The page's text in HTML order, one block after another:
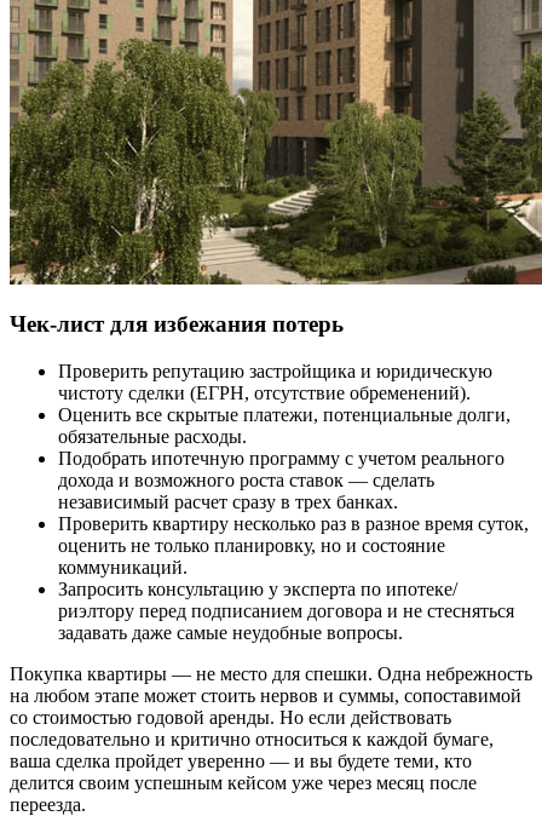
Чек-лист для избежания потерь
Проверить репутацию застройщика и юридическую
чистоту сделки (ЕГРН, отсутствие обременений).
Оценить все скрытые платежи, потенциальные долги,
обязательные расходы.
Подобрать ипотечную программу с учетом реального
дохода и возможного роста ставок — сделать
независимый расчет сразу в трех банках.
Проверить квартиру несколько раз в разное время суток,
оценить не только планировку, но и состояние
коммуникаций.
Запросить консультацию у эксперта по ипотеке/
риэлтору перед подписанием договора и не стесняться
задавать даже самые неудобные вопросы.
Покупка квартиры — не место для спешки. Одна небрежность
на любом этапе может стоить нервов и суммы, сопоставимой
со стоимостью годовой аренды. Но если действовать
последовательно и критично относиться к каждой бумаге,
ваша сделка пройдет уверенно — и вы будете теми, кто
делится своим успешным кейсом уже через месяц после
переезда.